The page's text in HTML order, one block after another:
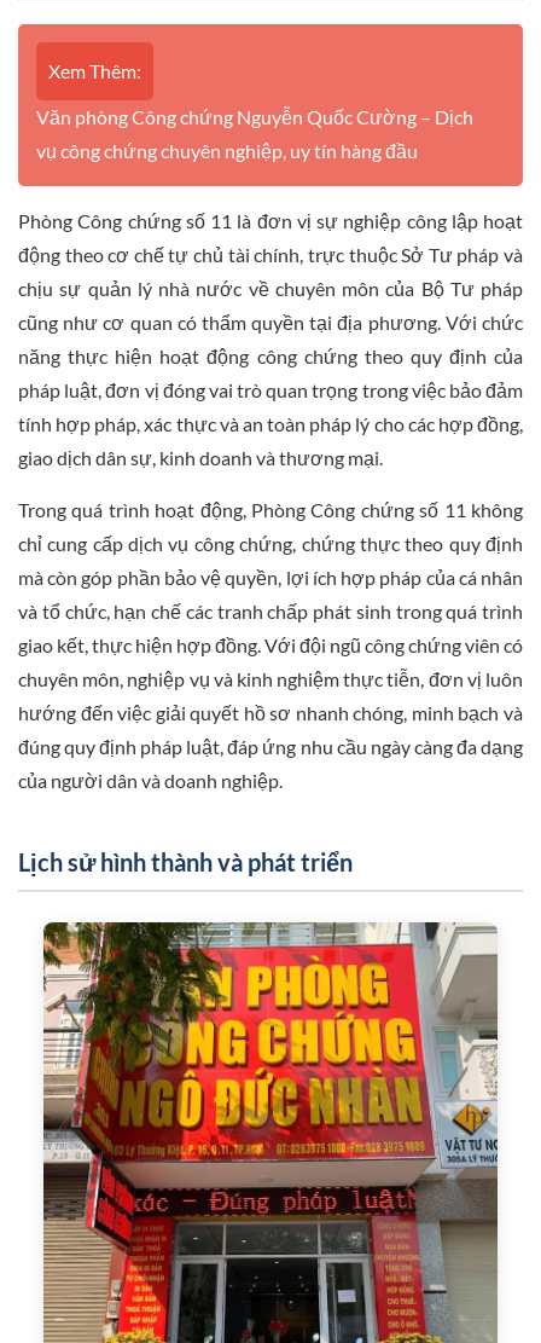
Xem Thêm:
Văn phòng Công chứng Nguyễn Quốc Cường – Dịch
vụ công chứng chuyên nghiệp, uy tín hàng đầu
Phòng Công chứng số 11 là đơn vị sự nghiệp công lập hoạt
động theo cơ chế tự chủ tài chính, trực thuộc Sở Tư pháp và
chịu sự quản lý nhà nước về chuyên môn của Bộ Tư pháp
cũng như cơ quan có thẩm quyền tại địa phương. Với chức
năng thực hiện hoạt động công chứng theo quy định của
pháp luật, đơn vị đóng vai trò quan trọng trong việc bảo đảm
tính hợp pháp, xác thực và an toàn pháp lý cho các hợp đồng,
giao dịch dân sự, kinh doanh và thương mại.
Trong quá trình hoạt động, Phòng Công chứng số 11 không
chỉ cung cấp dịch vụ công chứng, chứng thực theo quy định
mà còn góp phần bảo vệ quyền, lợi ích hợp pháp của cá nhân
và tổ chức, hạn chế các tranh chấp phát sinh trong quá trình
giao kết, thực hiện hợp đồng. Với đội ngũ công chứng viên có
chuyên môn, nghiệp vụ và kinh nghiệm thực tiễn, đơn vị luôn
hướng đến việc giải quyết hồ sơ nhanh chóng, minh bạch và
đúng quy định pháp luật, đáp ứng nhu cầu ngày càng đa dạng
của người dân và doanh nghiệp.
Lịch sử hình thành và phát triển